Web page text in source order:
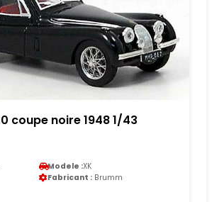
coupe noire 1948 1/43
Modele :XK
Fabricant : Brumm